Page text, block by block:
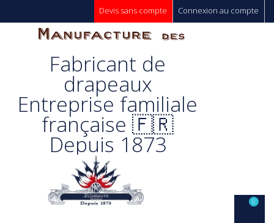
Connexion au compte
Devis sans compte
Manufacture
Des
Drapeaux
Unic s.a.
Fabricant de
drapeaux
Entreprise familiale
française 🇫🇷
Depuis 1873
0